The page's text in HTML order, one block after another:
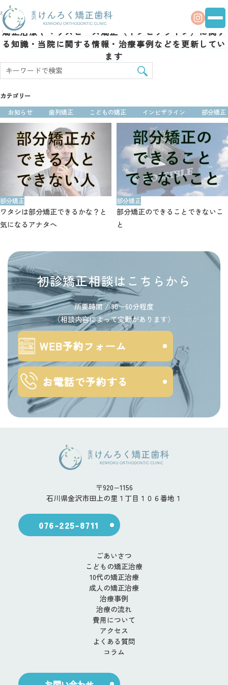
ホーム 限定的な矯正
矯正治療やマウスピース矯正（インビザライン）に関す
る知識・当院に関する情報・治療事例などを更新してい
ます
部分矯正
ワタシは部分矯正できるかな？と
気になるアナタへ
部分矯正
部分矯正のできることできないこ
と
カテゴリー
お知らせ
歯列矯正 こどもの矯正 インビザライン 部分矯正
初診矯正相談はこちらから
所要時間 / 30〜60分程度
（相談内容によって変動があります）
WEB予約フォーム
お電話で予約する
〒920−1156
石川県金沢市田上の里１丁目１０６番地１
076-225-8711
ごあいさつ
こどもの矯正治療
10代の矯正治療
成人の矯正治療
治療事例
治療の流れ
費用について
アクセス
よくある質問
コラム